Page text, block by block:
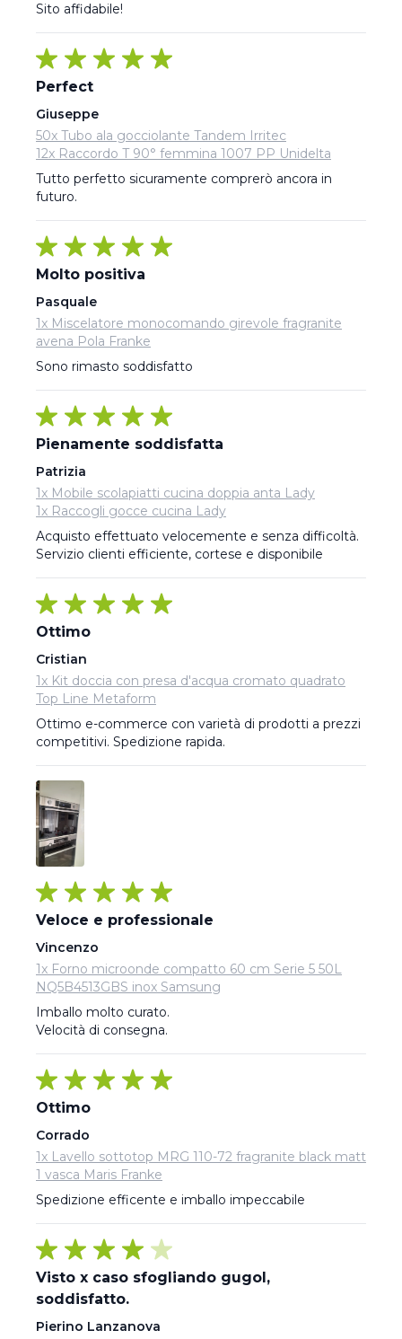
Sito affidabile!
Perfect
Giuseppe
50x Tubo ala gocciolante Tandem Irritec
12x Raccordo T 90° femmina 1007 PP Unidelta
Tutto perfetto sicuramente comprerò ancora in
futuro.
Molto positiva
Pasquale
1x Miscelatore monocomando girevole fragranite
avena Pola Franke
Sono rimasto soddisfatto
Pienamente soddisfatta
Patrizia
1x Mobile scolapiatti cucina doppia anta Lady
1x Raccogli gocce cucina Lady
Acquisto effettuato velocemente e senza difficoltà.
Servizio clienti efficiente, cortese e disponibile
Ottimo
Cristian
1x Kit doccia con presa d'acqua cromato quadrato
Top Line Metaform
Ottimo e-commerce con varietà di prodotti a prezzi
competitivi. Spedizione rapida.
Veloce e professionale
Vincenzo
1x Forno microonde compatto 60 cm Serie 5 50L
NQ5B4513GBS inox Samsung
Imballo molto curato.
Velocità di consegna.
Ottimo
Corrado
1x Lavello sottotop MRG 110-72 fragranite black matt
1 vasca Maris Franke
Spedizione efficente e imballo impeccabile
Visto x caso sfogliando gugol,
soddisfatto.
Pierino Lanzanova